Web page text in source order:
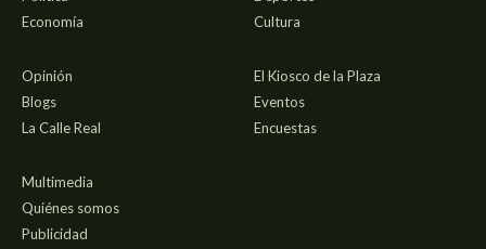
Economía
Cultura
Opinión
Blogs
La Calle Real
El Kiosco de la Plaza
Eventos
Encuestas
Multimedia
Quiénes somos
Publicidad